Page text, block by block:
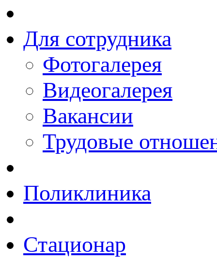
Для сотрудника
Фотогалерея
Видеогалерея
Вакансии
Трудовые
Поликлиника
Стационар